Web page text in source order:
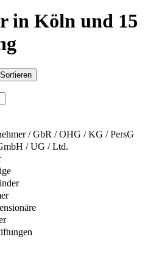
in Köln und 15
Sortieren
/ GbR / OHG / KG / PersG
/ UG / Ltd.